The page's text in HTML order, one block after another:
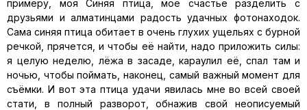
примеру, моя Синяя птица, моё счастье разделить с
друзьями и алматинцами радость удачных фотонаходок.
Сама синяя птица обитает в очень глухих ущельях с бурной
речкой, прячется, и чтобы её найти, надо приложить силы:
я целую неделю, лёжа в засаде, караулил её, спал там и
ночью, чтобы поймать, наконец, самый важный момент для
съёмки. И вот эта птица удачи явилась мне во всей своей
стати, в полный разворот, обнажив свой неописуемый